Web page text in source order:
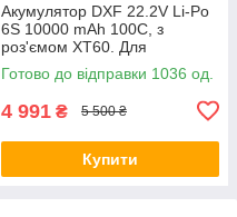
Aкумулятор DXF 22.2V Li-Po
6S 10000 mAh 100C, з
роз'ємом XT60. Для
квадрокоптерів, літаків та
інших RC-моделей
Готово до відправки 1036 од.
4 991 ₴ 5 500 ₴
Купити